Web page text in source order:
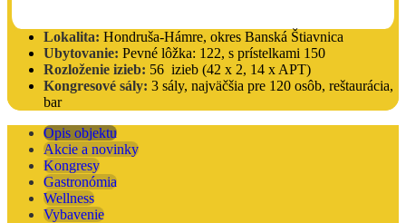
Lokalita: Hondruša-Hámre, okres Banská Štiavnica
Ubytovanie: Pevné lôžka: 122, s prístelkami 150
Rozloženie izieb: 56 izieb (42 x 2, 14 x APT)
Kongresové sály: 3 sály, najväčšia pre 120 osôb, reštaurácia,
bar
Opis objektu
Akcie a novinky
Kongresy
Gastronómia
Wellness
Vybavenie